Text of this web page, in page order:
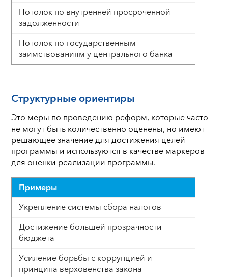
Потолок по внутренней просроченной
задолженности
Потолок по государственным
заимствованиям у центрального банка
Структурные ориентиры
Это меры по проведению реформ, которые часто
не могут быть количественно оценены, но имеют
решающее значение для достижения целей
программы и используются в качестве маркеров
для оценки реализации программы.
Примеры
Укрепление системы сбора налогов
Достижение большей прозрачности
бюджета
Усиление борьбы с коррупцией и
принципа верховенства закона